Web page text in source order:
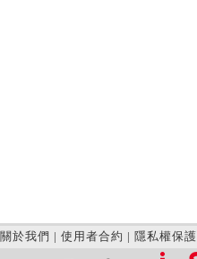
關於我們 | 使用者合約 | 隱私權保護